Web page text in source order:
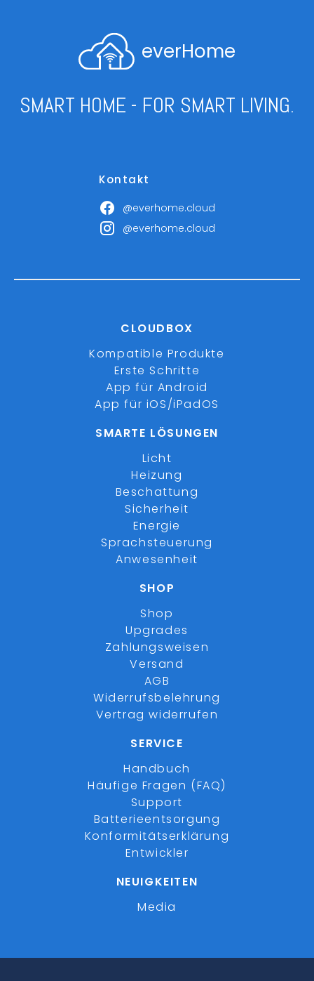
everHome
SMART HOME - FOR SMART LIVING.
Kontakt
@everhome.cloud
@everhome.cloud
CLOUDBOX
Kompatible Produkte
Erste Schritte
App für Android
App für iOS/iPadOS
SMARTE LÖSUNGEN
Licht
Heizung
Beschattung
Sicherheit
Energie
Sprachsteuerung
Anwesenheit
SHOP
Shop
Upgrades
Zahlungsweisen
Versand
AGB
Widerrufsbelehrung
Vertrag widerrufen
SERVICE
Handbuch
Häufige Fragen (FAQ)
Support
Batterieentsorgung
Konformitätserklärung
Entwickler
NEUIGKEITEN
Media